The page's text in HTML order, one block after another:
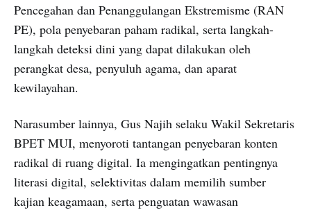
Pencegahan dan Penanggulangan Ekstremisme (RAN
PE), pola penyebaran paham radikal, serta langkah-
langkah deteksi dini yang dapat dilakukan oleh
perangkat desa, penyuluh agama, dan aparat
kewilayahan.
Narasumber lainnya, Gus Najih selaku Wakil Sekretaris
BPET MUI, menyoroti tantangan penyebaran konten
radikal di ruang digital. Ia mengingatkan pentingnya
literasi digital, selektivitas dalam memilih sumber
kajian keagamaan, serta penguatan wawasan